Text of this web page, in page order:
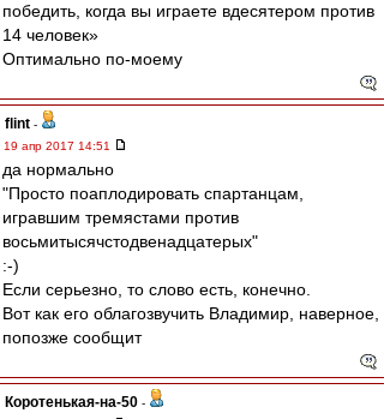
победить, когда вы играете вдесятером против
14 человек»
Оптимально по-моему
flint -
19 апр 2017 14:51
да нормально
"Просто поаплодировать спартанцам,
игравшим тремястами против
восьмитысячстодвенадцатерых"
:-)
Если серьезно, то слово есть, конечно.
Вот как его облагозвучить Владимир, наверное,
попозже сообщит
Коротенькая-на-50 -